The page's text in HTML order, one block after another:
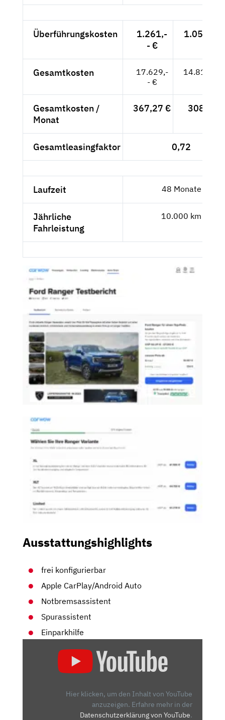
Überführungskosten
1.261,-
- €
1.059,66
Gesamtkosten
17.629,-
- €
14.814,29
Gesamtkosten /
Monat
367,27 € 308,63 €
Gesamtleasingfaktor 0,72
Laufzeit 48 Monate
Jährliche
Fahrleistung
10.000 km
Ausstattungshighlights
frei konfigurierbar
Apple CarPlay/Android Auto
Notbremsassistent
Spurassistent
Einparkhilfe
Hier klicken, um den Inhalt von YouTube
anzuzeigen. Erfahre mehr in der
Datenschutzerklärung von YouTube.